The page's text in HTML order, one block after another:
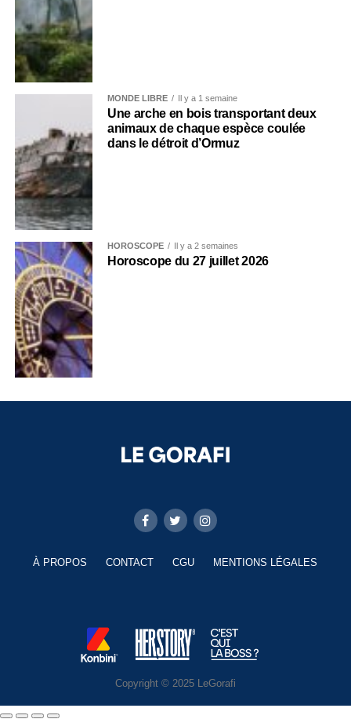
MONDE LIBRE Il y a 1 semaine
Une arche en bois transportant deux
animaux de chaque espèce coulée
dans le détroit d’Ormuz
HOROSCOPE Il y a 2 semaines
Horoscope du 27 juillet 2026
À PROPOS CONTACT CGU MENTIONS LÉGALES
Copyright © 2025 LeGorafi